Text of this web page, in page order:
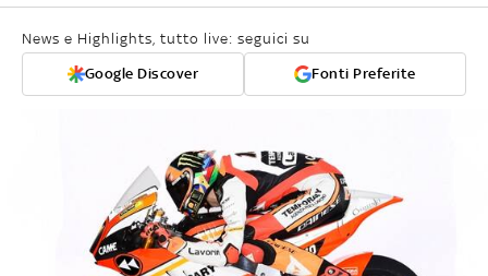
News e Highlights, tutto live: seguici su
Google Discover Fonti Preferite